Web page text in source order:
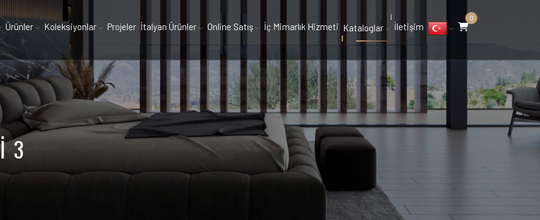
Ürünler Koleksiyonlar Projeler İtalyan Ürünler Online Satış İç Mimarlık Hizmeti Kataloglar İletişim
0
3